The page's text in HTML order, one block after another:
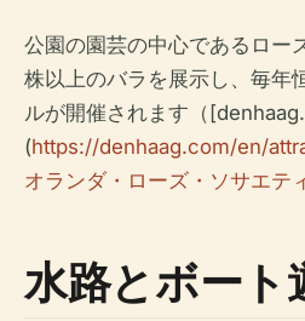
公園の園芸の中心であるロー
株以上のバラを展示し、毎年
ルが開催されます（
(https://denhaag.com/en/
オランダ・ローズ・ソサエテ
水路とボート